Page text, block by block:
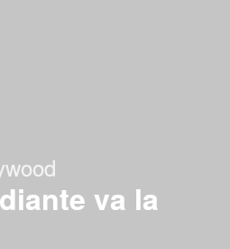
va la